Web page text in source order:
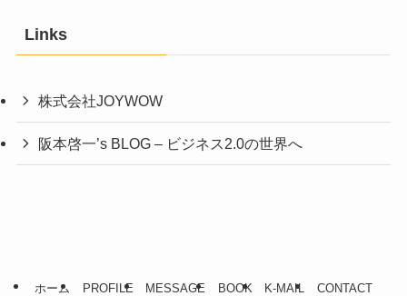
Links
株式会社JOYWOW
阪本啓一’s BLOG – ビジネス2.0の世界へ
ホーム PROFILE MESSAGE BOOK K-MAIL CONTACT